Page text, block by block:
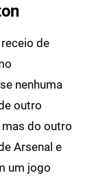
de
nenhuma
outro
do outro
Arsenal e
um jogo